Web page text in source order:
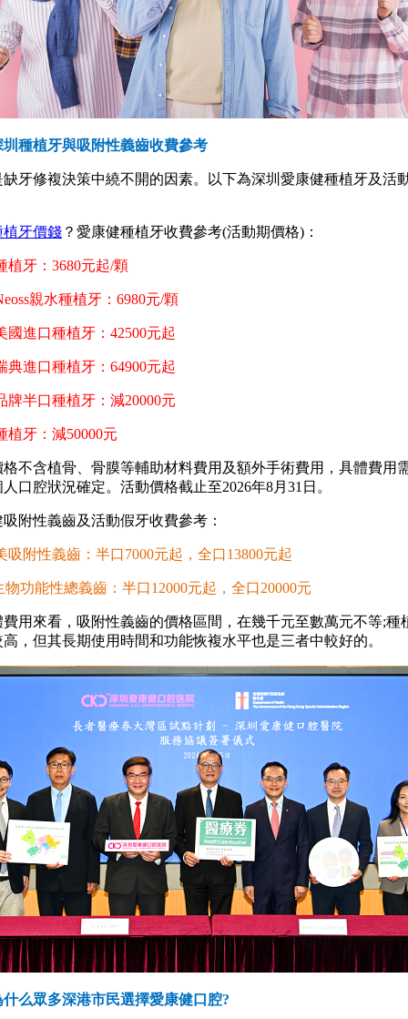
種植牙與吸附性義齒收費參考
修複決策中繞不開的因素。以下為深圳愛康健種植牙及活
植牙價錢 ？愛康健種植牙收費參考(活動期價格)：
牙：3680元起/顆
親水種植牙：6980元/顆
口種植牙：42500元起
口種植牙：64900元起
口種植牙：減20000元
牙：減50000元
含植骨、骨膜等輔助材料費用及額外手術費用，具體費用
口腔狀況確定。活動價格截止至2026年8月31日。
性義齒及活動假牙收費參考：
吸附性義齒：半口7000元起，全口13800元起
能性總義齒：半口12000元起，全口20000元
來看，吸附性義齒的價格區間，在幾千元至數萬元不等;種
，但其長期使用時間和功能恢複水平也是三者中較好的。
眾多深港市民選擇愛康健口腔?